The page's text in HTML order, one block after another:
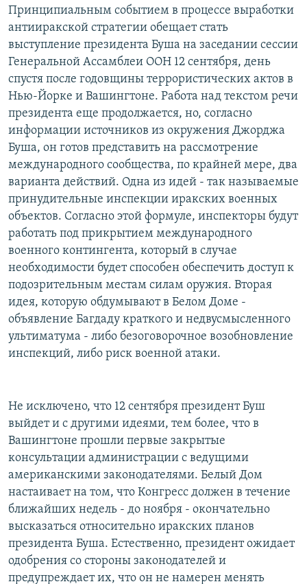
Принципиальным событием в процессе выработки
антииракской стратегии обещает стать
выступление президента Буша на заседании сессии
Генеральной Ассамблеи ООН 12 сентября, день
спустя после годовщины террористических актов в
Нью-Йорке и Вашингтоне. Работа над текстом речи
президента еще продолжается, но, согласно
информации источников из окружения Джорджа
Буша, он готов представить на рассмотрение
международного сообщества, по крайней мере, два
варианта действий. Одна из идей - так называемые
принудительные инспекции иракских военных
объектов. Согласно этой формуле, инспекторы будут
работать под прикрытием международного
военного контингента, который в случае
необходимости будет способен обеспечить доступ к
подозрительным местам силам оружия. Вторая
идея, которую обдумывают в Белом Доме -
объявление Багдаду краткого и недвусмысленного
ультиматума - либо безоговорочное возобновление
инспекций, либо риск военной атаки.
Не исключено, что 12 сентября президент Буш
выйдет и с другими идеями, тем более, что в
Вашингтоне прошли первые закрытые
консультации администрации с ведущими
американскими законодателями. Белый Дом
настаивает на том, что Конгресс должен в течение
ближайших недель - до ноября - окончательно
высказаться относительно иракских планов
президента Буша. Естественно, президент ожидает
одобрения со стороны законодателей и
предупреждает их, что он не намерен менять